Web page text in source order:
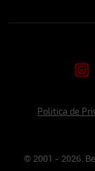
Politica de
© 2001 - 2026.